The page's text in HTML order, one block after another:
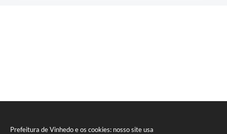
Prefeitura de Vinhedo e os cookies: nosso site usa